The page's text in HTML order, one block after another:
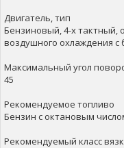
Двигатель, тип
Бензиновый, 4-х тактный,
воздушного охлаждения
Максимальный угол
45
Рекомендуемое топливо
Бензин с октановым
Рекомендуемый класс